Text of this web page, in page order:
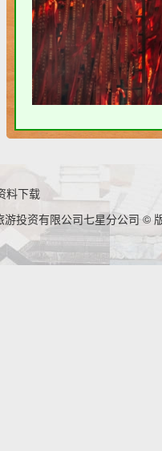
料下载
游投资有限公司七星分公司 ©